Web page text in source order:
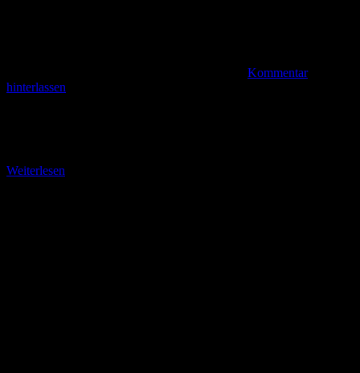
Kommentar
hinterlassen
Weiterlesen